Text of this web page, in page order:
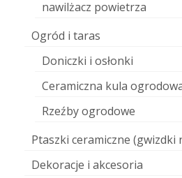
nawilżacz powietrza
Ogród i taras
Doniczki i osłonki
Ceramiczna kula
Rzeźby ogrodowe
Ptaszki ceramiczne (gwizdki
Dekoracje i akcesoria